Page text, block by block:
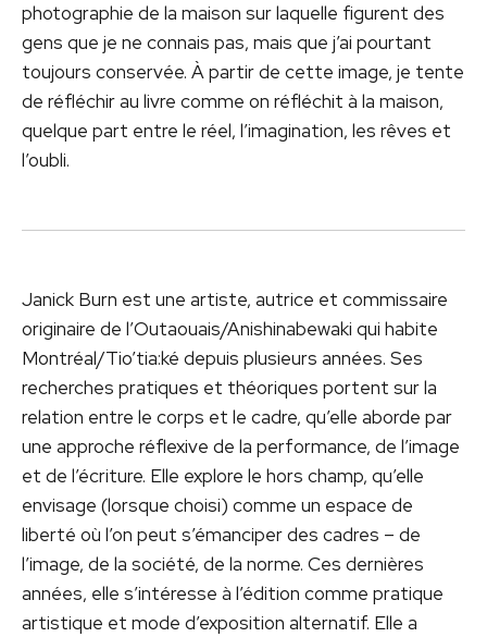
photographie de la maison sur laquelle figurent des
gens que je ne connais pas, mais que j’ai pourtant
toujours conservée. À partir de cette image, je tente
de réfléchir au livre comme on réfléchit à la maison,
quelque part entre le réel, l’imagination, les rêves et
l’oubli.
Janick Burn est une artiste, autrice et commissaire
originaire de l’Outaouais/Anishinabewaki qui habite
Montréal/Tio’tia:ké depuis plusieurs années. Ses
recherches pratiques et théoriques portent sur la
relation entre le corps et le cadre, qu’elle aborde par
une approche réflexive de la performance, de l’image
et de l’écriture. Elle explore le hors champ, qu’elle
envisage (lorsque choisi) comme un espace de
liberté où l’on peut s’émanciper des cadres – de
l’image, de la société, de la norme. Ces dernières
années, elle s’intéresse à l’édition comme pratique
artistique et mode d’exposition alternatif. Elle a